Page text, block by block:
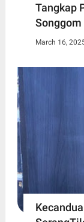
Tangkap
Songgom
March 16,